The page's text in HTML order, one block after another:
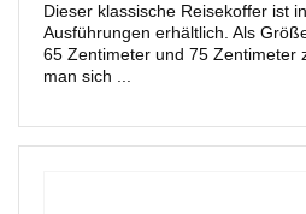
Dieser klassische Reisekoffer ist
Ausführungen erhältlich. Als
65 Zentimeter und 75 Zentimeter
man sich ...